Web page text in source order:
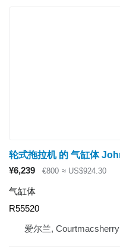
¥6,239 €800 ≈ US$924.30
气缸体
R55520
爱尔兰, Courtmacsherry